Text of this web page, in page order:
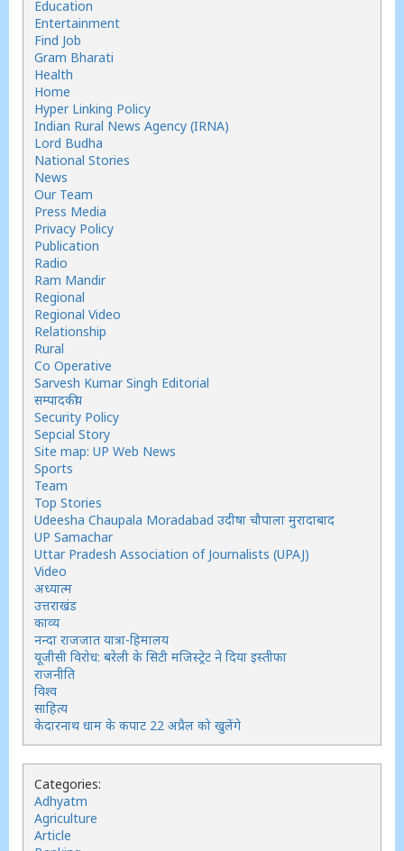
Education
Entertainment
Find Job
Gram Bharati
Health
Home
Hyper Linking Policy
Indian Rural News Agency (IRNA)
Lord Budha
National Stories
News
Our Team
Press Media
Privacy Policy
Publication
Radio
Ram Mandir
Regional
Regional Video
Relationship
Rural
Co Operative
Sarvesh Kumar Singh Editorial
सम्पादकीय
Security Policy
Sepcial Story
Site map: UP Web News
Sports
Team
Top Stories
Udeesha Chaupala Moradabad उदीषा चौपाला मुरादाबाद
UP Samachar
Uttar Pradesh Association of Journalists (UPAJ)
Video
अध्यात्म
उत्तराखंड
काव्य
नन्दा राजजात यात्रा-हिमालय
यूजीसी विरोध: बरेली के सिटी मजिस्ट्रेट ने दिया इस्तीफा
राजनीति
विश्व
साहित्य
केदारनाथ धाम के कपाट 22 अप्रैल को खुलेंगे
Categories:
Adhyatm
Agriculture
Article